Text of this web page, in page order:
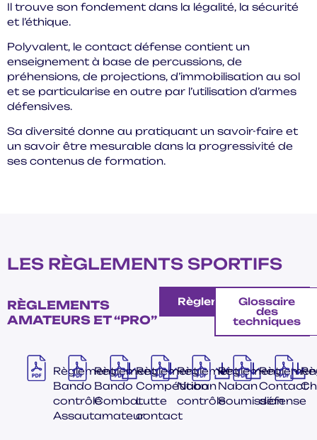
Il trouve son fondement dans la légalité, la sécurité
et l’éthique.
Polyvalent, le contact défense contient un
enseignement à base de percussions, de
préhensions, de projections, d’immobilisation au sol
et se particularise en outre par l’utilisation d’armes
défensives.
Sa diversité donne au pratiquant un savoir-faire et
un savoir être mesurable dans la progressivité de
ses contenus de formation.
LES RÈGLEMENTS SPORTIFS
RÈGLEMENTS
AMATEURS ET “PRO”
RèglementsGlossaire
des
techniques
Règlement
Bando
contrôlé
Assaut
Règlement
Bando
Combat
amateur
Règlement
Compétition
Lutte
contact
Règlement
Naban
contrôle
Règlement
Naban
Soumission
Contact
défense